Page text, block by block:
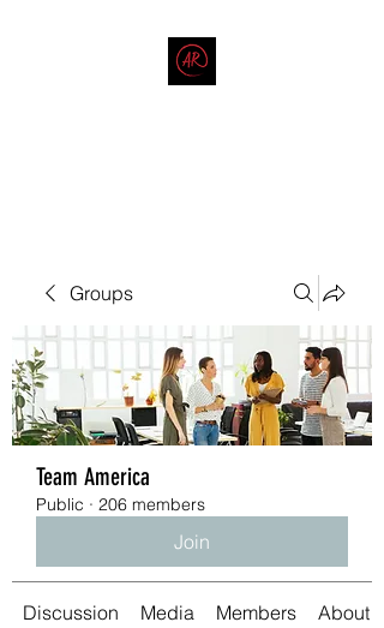
Groups
Team America
Public · 206 members
Join
Discussion Media Members About